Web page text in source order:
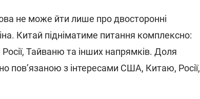
не може йти лише про двосторонні
Китай підніматиме питання комплексно:
Тайваню та інших напрямків. Доля
пов’язаною з інтересами США, Китаю, Росії,